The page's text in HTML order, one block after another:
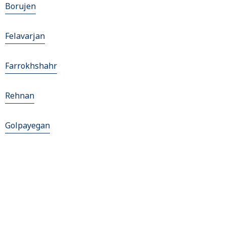
Borujen
Felavarjan
Farrokhshahr
Rehnan
Golpayegan